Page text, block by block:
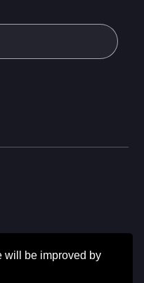
- ÇOHU 2014-2025
will be improved by